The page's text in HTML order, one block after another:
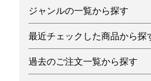
ジャンルの一覧から探す
最近チェックした商品から探
過去のご注文一覧から探す